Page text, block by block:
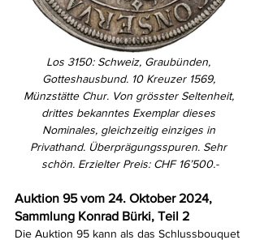
Los 3150: Schweiz, Graubünden,
Gotteshausbund. 10 Kreuzer 1569,
Münzstätte Chur. Von grösster Seltenheit,
drittes bekanntes Exemplar dieses
Nominales, gleichzeitig einziges in
Privathand. Überprägungsspuren. Sehr
schön. Erzielter Preis: CHF 16’500.-
Auktion 95 vom 24. Oktober 2024,
Sammlung Konrad Bürki, Teil 2
Die Auktion 95 kann als das Schlussbouquet